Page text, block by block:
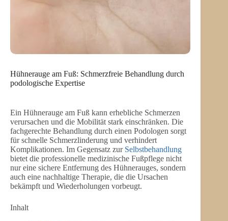
Hühnerauge am Fuß: Schmerzfreie Behandlung durch
podologische Expertise
Ein Hühnerauge am Fuß kann erhebliche Schmerzen
verursachen und die Mobilität stark einschränken. Die
fachgerechte Behandlung durch einen Podologen sorgt
für schnelle Schmerzlinderung und verhindert
Komplikationen. Im Gegensatz zur Selbstbehandlung
bietet die professionelle medizinische Fußpflege nicht
nur eine sichere Entfernung des Hühnerauges, sondern
auch eine nachhaltige Therapie, die die Ursachen
bekämpft und Wiederholungen vorbeugt.
Inhalt